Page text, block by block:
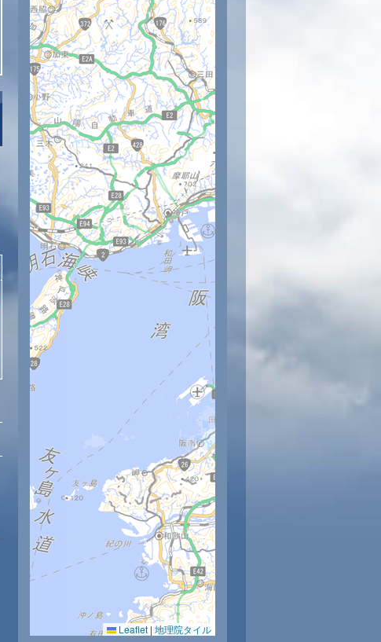
16時
33 34 34 34 34
0.0 0.0
52 48 46
Leaflet| 地理院タイル